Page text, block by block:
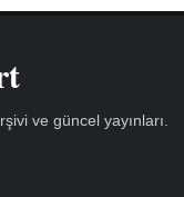
ve güncel yayınları.